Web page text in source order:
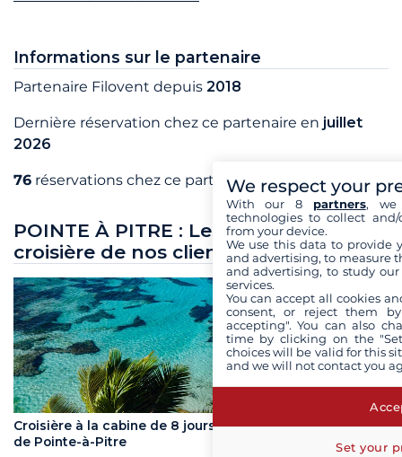
Informations sur le partenaire
Partenaire Filovent depuis 2018
Dernière réservation chez ce partenaire en juillet
2026
76 réservations chez ce partenaire
POINTE À PITRE : Les retours de
croisière de nos clients
Croisière à la cabine de 8 jours en Guadeloupe au départ
de Pointe-à-Pitre
We respect your
With our 8 partners, we
technologies to collect
from your device.
We use this data to provide
and advertising, to measure
and advertising, to study
services.
You can accept all cookies
consent, or reject them
accepting". You can also
time by clicking on the
choices will be valid for this
and we will not contact you
Set your